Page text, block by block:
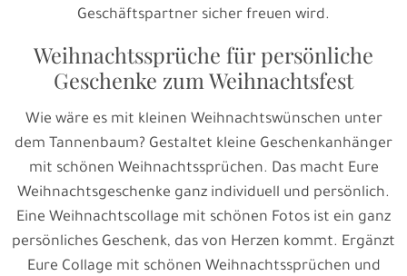
Geschäftspartner sicher freuen wird.
Weihnachtssprüche für persönliche
Geschenke zum Weihnachtsfest
Wie wäre es mit kleinen Weihnachtswünschen unter
dem Tannenbaum? Gestaltet kleine Geschenkanhänger
mit schönen Weihnachtssprüchen. Das macht Eure
Weihnachtsgeschenke ganz individuell und persönlich.
Eine Weihnachtscollage mit schönen Fotos ist ein ganz
persönliches Geschenk, das von Herzen kommt. Ergänzt
Eure Collage mit schönen Weihnachtssprüchen und